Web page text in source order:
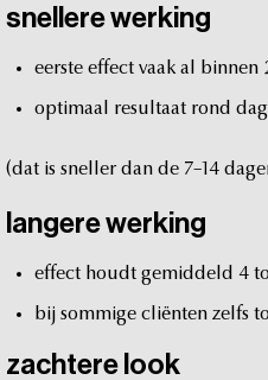
snellerewerking
eerste effect vaak al binnen
optimaal resultaat rond dag
(dat is sneller dan de 7–14
langerewerking
effect houdt gemiddeld 4
bij sommige cliënten zelfs
zachtere look